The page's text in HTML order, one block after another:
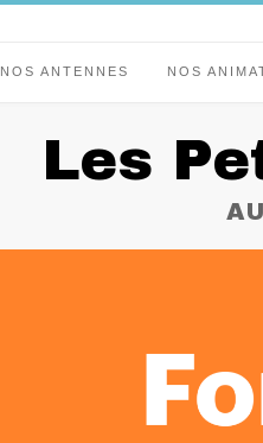
NOS ANTENNES NOS
Les